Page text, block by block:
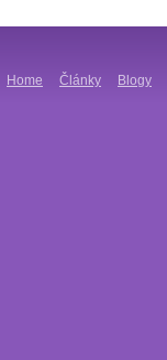
Home Články Blogy